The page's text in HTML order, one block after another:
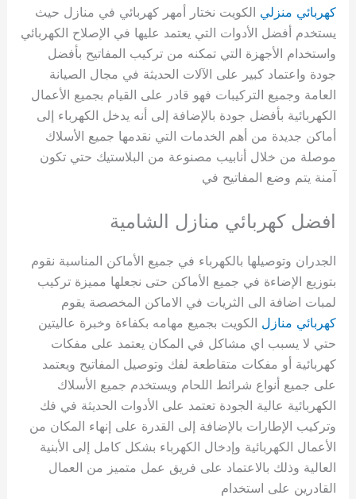
كهربائي منزلي الكويت نختار أمهر كهربائي في منازل حيث
يستخدم أفضل الأدوات التي يعتمد عليها في الإصلاح الكهربائي
واستخدام الأجهزة التي تمكنه من تركيب المفاتيح بأفضل
جودة واعتماد كبير على الآلات الحديثة في مجال الصيانة
العامة وجميع التركيبات فهو قادر على القيام بجميع الأعمال
الكهربائية بأفضل جودة بالإضافة إلى أنه يدخل الكهرباء إلى
أماكن جديدة من أهم الخدمات التي نقدمها جميع الأسلاك
موصلة من خلال أنابيب مصنوعة من البلاستيك حتي تكون
آمنة يتم وضع المفاتيح في
افضل كهربائي منازل الشامية
الجدران وتوصيلها بالكهرباء في جميع الأماكن المناسبة نقوم
بتوزيع الإضاءة في جميع الأماكن حتى نجعلها مميزة تركيب
لمبات اضافة الى الثريات في الاماكن المخصصة يقوم
كهربائي منازل الكويت بجميع مهامه بكفاءة وخبرة عاليتين
حتي لا يسبب اي مشاكل في المكان يعتمد على مفكات
كهربائية أو مفكات متقاطعة لفك وتوصيل المفاتيح ويعتمد
على جميع أنواع شرائط اللحام ويستخدم جميع الأسلاك
الكهربائية عالية الجودة تعتمد على الأدوات الحديثة في فك
وتركيب الإطارات بالإضافة إلى القدرة على إنهاء المكان من
الأعمال الكهربائية وإدخال الكهرباء بشكل كامل إلى الأبنية
العالية وذلك بالاعتماد على فريق عمل متميز من العمال
القادرين على استخدام